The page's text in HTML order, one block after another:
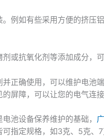
例如有些采用方便的挤压
或抗氧化剂等添加成分，
正确使用，可以维护电池
屏障，可以让您的电气连
池设备保养维护的基础，
可指定规格，如3克、5克